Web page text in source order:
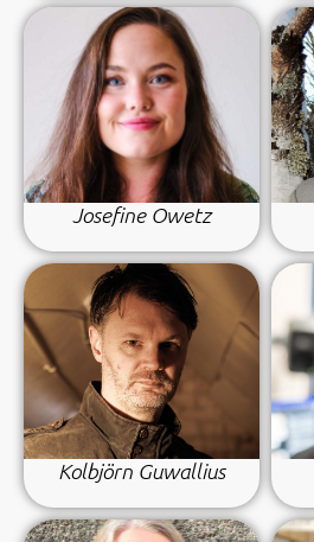
Josefine Owetz
Kolbjörn Guwallius